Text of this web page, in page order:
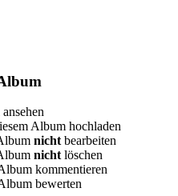
Album hochladen
nicht bearbeiten
nicht löschen
kommentieren
bewerten